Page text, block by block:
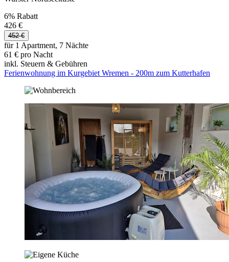
6% Rabatt
426 €
452 €
für 1 Apartment, 7 Nächte
61 € pro Nacht
inkl. Steuern & Gebühren
Ferienwohnung im Kurgebiet Wremen - 200m zum Kutterhafen